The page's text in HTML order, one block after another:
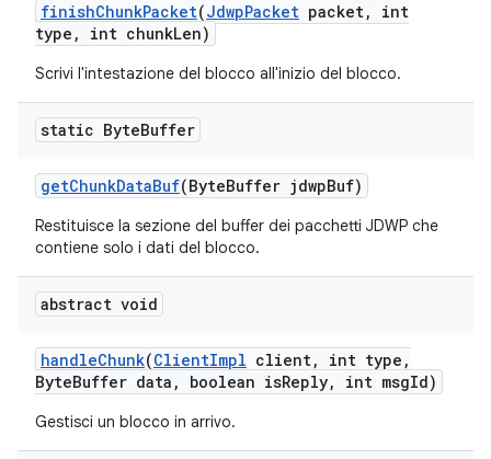
finishChunkPacket(JdwpPacket packet,
int
type , int chunkLen)
Scrivi l'intestazione del blocco all'inizio del blocco.
static ByteBuffer
getChunkDataBuf(ByteBuffer jdwpBuf)
Restituisce la sezione del buffer dei pacchetti JDWP che
contiene solo i dati del blocco.
abstract void
handleChunk(ClientImpl client, int type ,
ByteBuffer data , boolean isReply, int msgId)
Gestisci un blocco in arrivo.